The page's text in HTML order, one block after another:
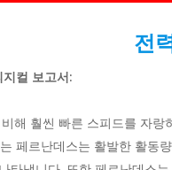
전
지컬 보고서:
해 훨씬 빠른 스피드를 자
페르난데스는 활발한 활